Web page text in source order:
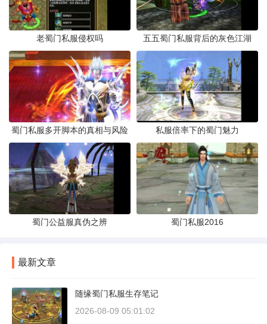
老蜀门私服侵权吗 五五蜀门私服背后的灰色江湖
蜀门私服多开脚本的真相与风险 私服倍率下的蜀门魅力
蜀门公益服真伪之辨 蜀门私服2016
最新文章
随缘蜀门私服生存笔记
2026-08-09 05:01:02